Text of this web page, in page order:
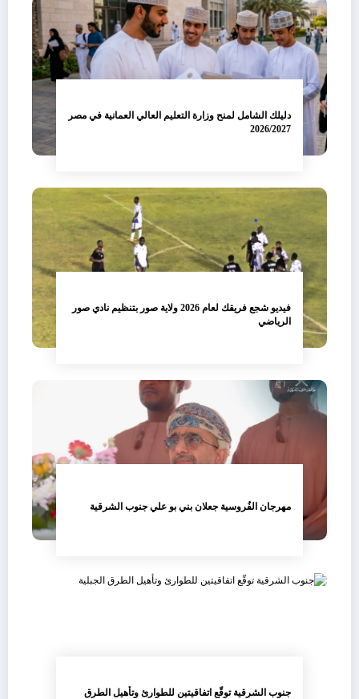
دليلك الشامل لمنح وزارة التعليم العالي العمانية في مصر
2026/2027
فيديو شجع فريقك لعام 2026 ولاية صور بتنظيم نادي صور
الرياضي
مهرجان الفُروسية جعلان بني بو علي جنوب الشرقية
جنوب الشرقية توقّع اتفاقيتين للطوارئ وتأهيل الطرق